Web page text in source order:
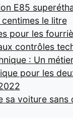
E85
le litre
pour les
contrôles
: Un
pour les
sa voiture sans